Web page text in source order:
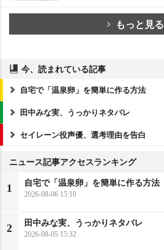
もっと見る
今、読まれている記事
自宅で「温泉卵」を簡単に作る方法
田中みな実、うっかりネタバレ
セイレーン役声優、選考理由を告白
ニュース記事アクセスランキング
1
自宅で「温泉卵」を簡単に作る方法
2026-08-06 15:10
2
田中みな実、うっかりネタバレ
2026-08-05 15:32